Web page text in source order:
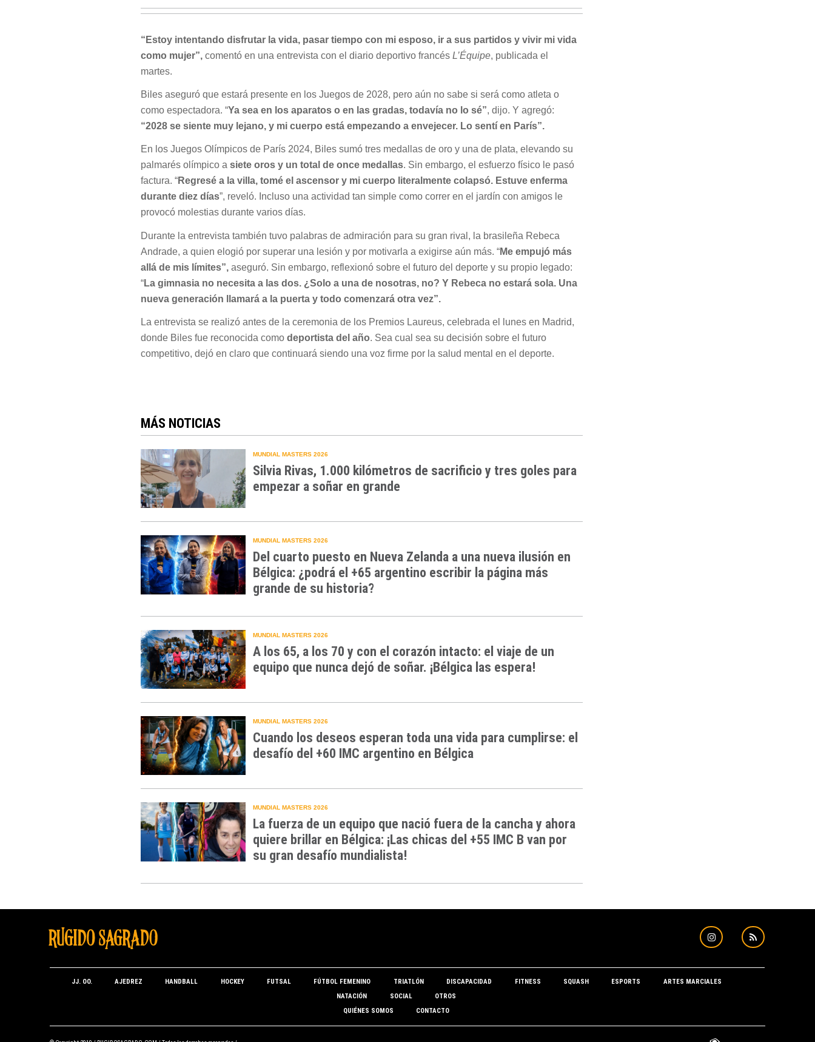
“Estoy intentando disfrutar la vida, pasar tiempo con mi esposo, ir a sus partidos y vivir mi vida
como mujer”, comentó en una entrevista con el diario deportivo francés L’Équipe, publicada el
martes.
Biles aseguró que estará presente en los Juegos de 2028, pero aún no sabe si será como atleta o
como espectadora. “Ya sea en los aparatos o en las gradas, todavía no lo sé”, dijo. Y agregó:
“2028 se siente muy lejano, y mi cuerpo está empezando a envejecer. Lo sentí en París”.
En los Juegos Olímpicos de París 2024, Biles sumó tres medallas de oro y una de plata, elevando su
palmarés olímpico a siete oros y un total de once medallas. Sin embargo, el esfuerzo físico le pasó
factura. “Regresé a la villa, tomé el ascensor y mi cuerpo literalmente colapsó. Estuve enferma
durante diez días”, reveló. Incluso una actividad tan simple como correr en el jardín con amigos le
provocó molestias durante varios días.
Durante la entrevista también tuvo palabras de admiración para su gran rival, la brasileña Rebeca
Andrade, a quien elogió por superar una lesión y por motivarla a exigirse aún más. “Me empujó más
allá de mis límites”,aseguró. Sin embargo, reflexionó sobre el futuro del deporte y su propio legado:
“La gimnasia no necesita a las dos. ¿Solo a una de nosotras, no? Y Rebeca no estará sola. Una
nueva generación llamará a la puerta y todo comenzará otra vez”.
La entrevista se realizó antes de la ceremonia de los Premios Laureus, celebrada el lunes en Madrid,
donde Biles fue reconocida como deportista del año. Sea cual sea su decisión sobre el futuro
competitivo, dejó en claro que continuará siendo una voz firme por la salud mental en el deporte.
MÁS NOTICIAS
MUNDIAL MASTERS 2026
Silvia Rivas, 1.000 kilómetros de sacrificio y tres goles para
empezar a soñar en grande
MUNDIAL MASTERS 2026
Del cuarto puesto en Nueva Zelanda a una nueva ilusión en
Bélgica: ¿podrá el +65 argentino escribir la página más
grande de su historia?
MUNDIAL MASTERS 2026
A los 65, a los 70 y con el corazón intacto: el viaje de un
equipo que nunca dejó de soñar. ¡Bélgica las espera!
MUNDIAL MASTERS 2026
Cuando los deseos esperan toda una vida para cumplirse: el
desafío del +60 IMC argentino en Bélgica
MUNDIAL MASTERS 2026
La fuerza de un equipo que nació fuera de la cancha y ahora
quiere brillar en Bélgica: ¡Las chicas del +55 IMC B van por
su gran desafío mundialista!
JJ. OO. AJEDREZ HANDBALL HOCKEY FUTSAL FÚTBOL FEMENINO TRIATLÓN DISCAPACIDAD FITNESS SQUASH ESPORTS
ARTES MARCIALES
NATACIÓN
SOCIAL
OTROS
QUIÉNES SOMOS
CONTACTO